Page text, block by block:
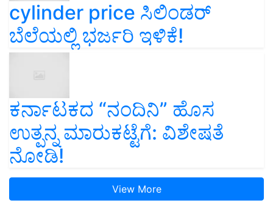
cylinder price ಸಿಲಿಂಡರ್‌
ಬೆಲೆಯಲ್ಲಿ ಭರ್ಜರಿ ಇಳಿಕೆ!
ಕರ್ನಾಟಕದ “ನಂದಿನಿ” ಹೊಸ
ಉತ್ಪನ್ನ ಮಾರುಕಟ್ಟೆಗೆ: ವಿಶೇಷತೆ
ನೋಡಿ!
View More